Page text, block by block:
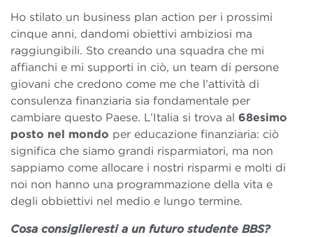
Ho stilato un business plan action per i prossimi
cinque anni, dandomi obiettivi ambiziosi ma
raggiungibili. Sto creando una squadra che mi
affianchi e mi supporti in ciò, un team di persone
giovani che credono come me che l’attività di
consulenza finanziaria sia fondamentale per
cambiare questo Paese. L’Italia si trova al 68esimo
posto nel mondo per educazione finanziaria: ciò
significa che siamo grandi risparmiatori, ma non
sappiamo come allocare i nostri risparmi e molti di
noi non hanno una programmazione della vita e
degli obbiettivi nel medio e lungo termine.
Cosa consiglieresti a un futuro studente BBS?